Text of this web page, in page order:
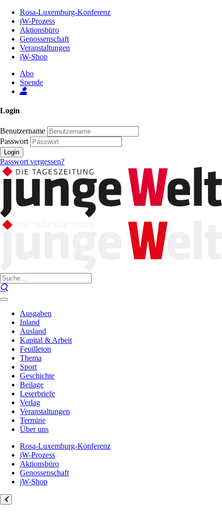
Inhalt
Seite
Rosa-Luxemburg-Konferenz
jW-Prozess
Aktionsbüro
Genossenschaft
Veranstaltungen
jW-Shop
Abo
Spende
Login
Benutzername
Passwort
Login
Passwort vergessen?
Ausgaben
Inland
Ausland
Kapital & Arbeit
Feuilleton
Thema
Sport
Geschichte
Beilage
Leserbriefe
Verlag
Veranstaltungen
Termine
Über uns
Rosa-Luxemburg-Konferenz
jW-Prozess
Aktionsbüro
Genossenschaft
jW-Shop